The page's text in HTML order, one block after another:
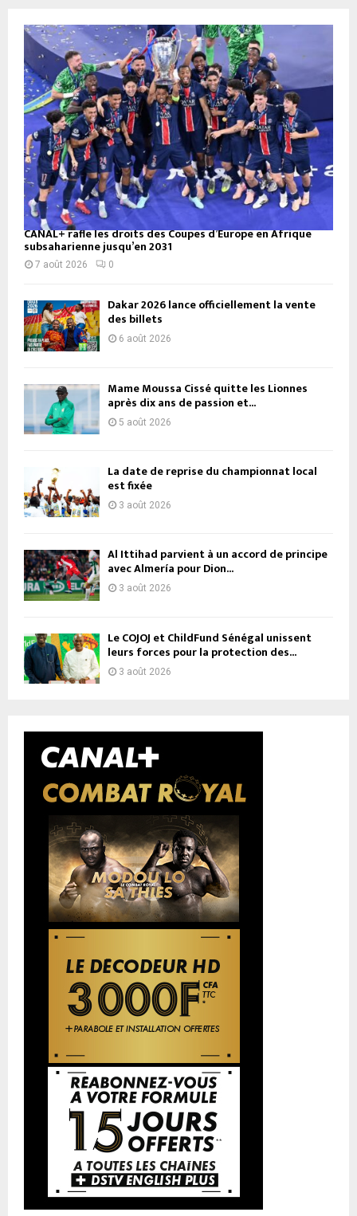
CANAL+ rafle les droits des Coupes d’Europe en Afrique
subsaharienne jusqu’en 2031
7 août 2026 0
Dakar 2026 lance officiellement la vente
des billets
6 août 2026
Mame Moussa Cissé quitte les Lionnes
après dix ans de passion et...
5 août 2026
La date de reprise du championnat local
est fixée
3 août 2026
Al Ittihad parvient à un accord de principe
avec Almería pour Dion...
3 août 2026
Le COJOJ et ChildFund Sénégal unissent
leurs forces pour la protection des...
3 août 2026